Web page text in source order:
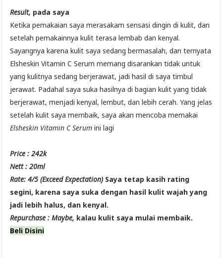
Result, pada saya
Ketika pemakaian saya merasakam sensasi dingin di kulit, dan
setelah pemakainnya kulit terasa lembab dan kenyal.
Sayangnya karena kulit saya sedang bermasalah, dan ternyata
Elsheskin Vitamin C Serum memang disarankan tidak untuk
yang kulitnya sedang berjerawat, jadi hasil di saya timbul
jerawat. Padahal saya suka hasilnya di bagian kulit yang tidak
berjerawat, menjadi kenyal, lembut, dan lebih cerah. Yang jelas
setelah kulit saya membaik, saya akan mencoba memakai
Elsheskin Vitamin C Serum ini lagi
Price : 242k
Nett : 20ml
Rate: 4/5 (Exceed Expectation) Saya tetap kasih rating
segini, karena saya suka dengan hasil kulit wajah yang
jadi lebih halus, dan kenyal.
Repurchase : Maybe, kalau kulit saya mulai membaik.
Beli Disini